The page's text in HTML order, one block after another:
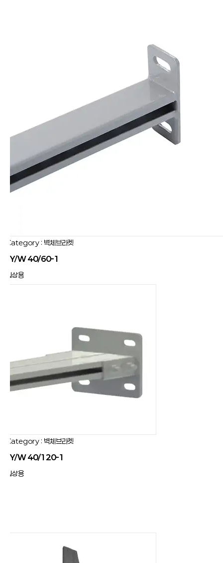
: 벽체브라켓
W 40/60-1
상용
: 벽체브라켓
W 40/120-1
상용